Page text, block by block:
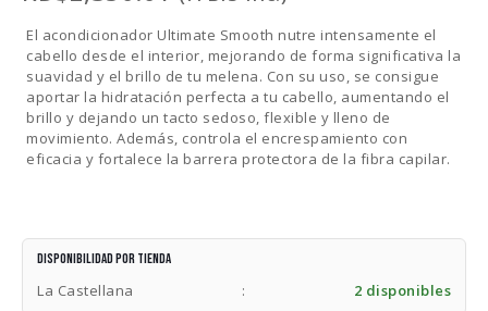
El acondicionador Ultimate Smooth nutre intensamente el
cabello desde el interior, mejorando de forma significativa la
suavidad y el brillo de tu melena. Con su uso, se consigue
aportar la hidratación perfecta a tu cabello, aumentando el
brillo y dejando un tacto sedoso, flexible y lleno de
movimiento. Además, controla el encrespamiento con
eficacia y fortalece la barrera protectora de la fibra capilar.
Disponibilidad por tienda
La Castellana : 2 disponibles